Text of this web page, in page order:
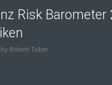
Risk
by Robert Tober